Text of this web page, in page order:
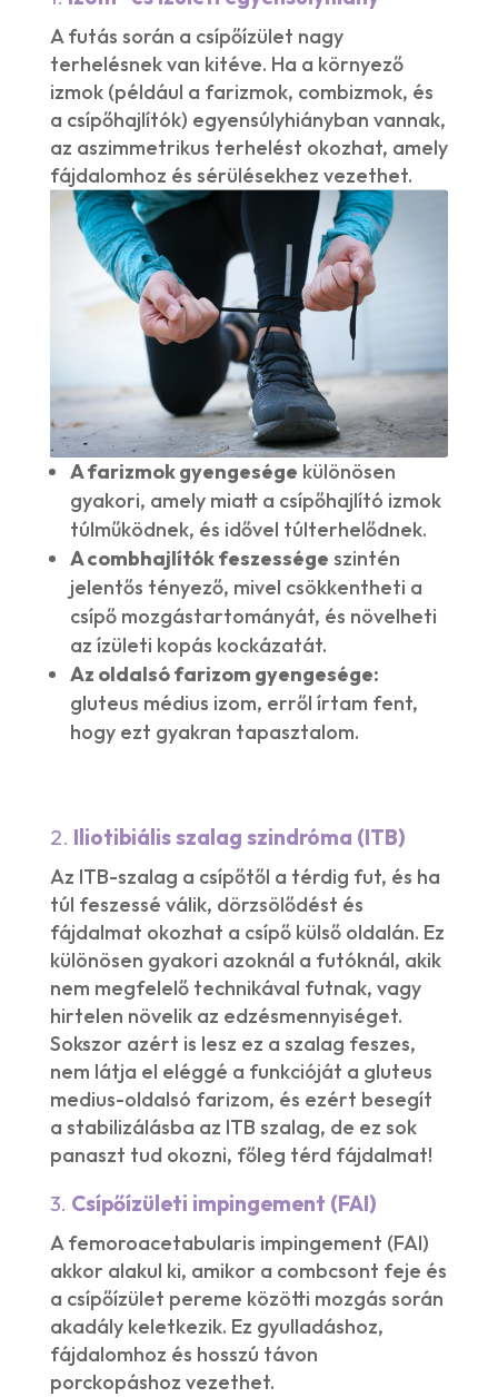
A futás során a csípőízület nagy
terhelésnek van kitéve. Ha a környező
izmok (például a farizmok, combizmok, és
a csípőhajlítók) egyensúlyhiányban vannak,
az aszimmetrikus terhelést okozhat, amely
fájdalomhoz és sérülésekhez vezethet.
A farizmok gyengesége különösen
gyakori, amely miatt a csípőhajlító izmok
túlműködnek, és idővel túlterhelődnek.
A combhajlítók feszessége szintén
jelentős tényező, mivel csökkentheti a
csípő mozgástartományát, és növelheti
az ízületi kopás kockázatát.
Az oldalsó farizom gyengesége:
gluteus médius izom, erről írtam fent,
hogy ezt gyakran tapasztalom.
2. Iliotibiális szalag szindróma (ITB)
Az ITB-szalag a csípőtől a térdig fut, és ha
túl feszessé válik, dörzsölődést és
fájdalmat okozhat a csípő külső oldalán. Ez
különösen gyakori azoknál a futóknál, akik
nem megfelelő technikával futnak, vagy
hirtelen növelik az edzésmennyiséget.
Sokszor azért is lesz ez a szalag feszes,
nem látja el eléggé a funkcióját a gluteus
medius-oldalsó farizom, és ezért besegít
a stabilizálásba az ITB szalag, de ez sok
panaszt tud okozni, főleg térd fájdalmat!
3. Csípőízületi impingement (FAI)
A femoroacetabularis impingement (FAI)
akkor alakul ki, amikor a combcsont feje és
a csípőízület pereme közötti mozgás során
akadály keletkezik. Ez gyulladáshoz,
fájdalomhoz és hosszú távon
porckopáshoz vezethet.